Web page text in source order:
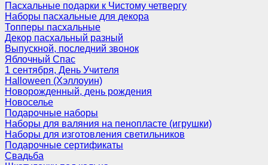
Пасхальные подарки к Чистому четвергу
Наборы пасхальные для декора
Топперы пасхальные
Декор пасхальный разный
Выпускной, последний звонок
Яблочный Спас
1 сентября, День Учителя
Halloween (Хэллоуин)
Новорожденный, день рождения
Новоселье
Подарочные наборы
Наборы для валяния на пенопласте (игрушки)
Наборы для изготовления светильников
Подарочные сертификаты
Свадьба